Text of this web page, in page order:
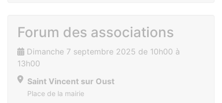
Forum des associations
Dimanche 7 septembre 2025 de 10h00 à
13h00
Saint Vincent sur Oust
Place de la mairie